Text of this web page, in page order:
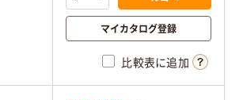
マイカタログ登録
比較表に追加